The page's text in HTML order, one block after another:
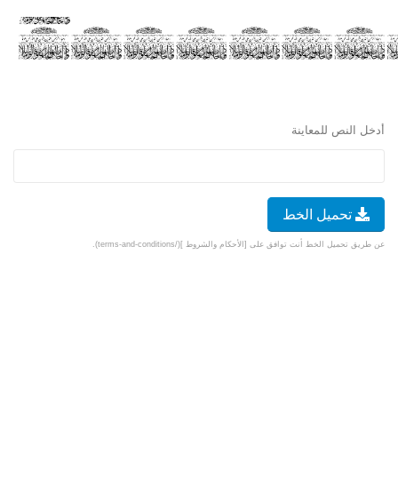
أدخل النص للمعاينة
تحميل الخط
عن طريق تحميل الخط أنت توافق على [الأحكام والشروط ](/terms-and-conditions).